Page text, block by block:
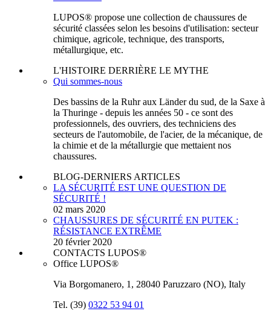
LUPOS® propose une collection de chaussures de
sécurité classées selon les besoins d'utilisation: secteur
chimique, agricole, technique, des transports,
métallurgique, etc.
L'HISTOIRE DERRIÈRE LE MYTHE
Qui sommes-nous
Des bassins de la Ruhr aux Länder du sud, de la Saxe à
la Thuringe - depuis les années 50 - ce sont des
professionnels, des ouvriers, des techniciens des
secteurs de l'automobile, de l'acier, de la mécanique, de
la chimie et de la métallurgie que mettaient nos
chaussures.
BLOG-DERNIERS ARTICLES
LA SÉCURITÉ EST UNE QUESTION DE
SÉCURITÉ !
02 mars 2020
CHAUSSURES DE SÉCURITÉ EN PUTEK :
RÉSISTANCE EXTRÊME
20 février 2020
CONTACTS LUPOS®
Office LUPOS®
Via Borgomanero, 1, 28040 Paruzzaro (NO), Italy
Tel. (39) 0322 53 94 01